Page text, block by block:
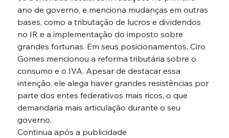
ano de governo, e menciona mudanças em outras
bases, como a tributação de lucros e dividendos
no IR e a implementação do imposto sobre
grandes fortunas. Em seus posicionamentos, Ciro
Gomes mencionou a reforma tributária sobre o
consumo e o IVA. Apesar de destacar essa
intenção, ele alega haver grandes resistências por
parte dos entes federativos mais ricos, o que
demandaria mais articulação durante o seu
governo.
Continua após a publicidade